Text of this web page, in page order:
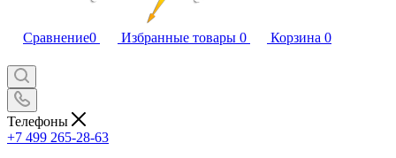
Сравнение0 Избранные товары 0 Корзина 0
Телефоны
+7 499 265-28-63